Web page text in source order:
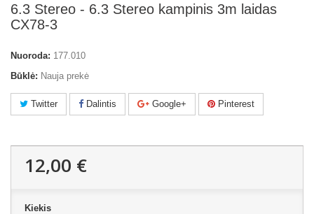
6.3 Stereo - 6.3 Stereo kampinis 3m laidas
CX78-3
Nuoroda: 177.010
Būklė: Nauja prekė
Twitter Dalintis Google+ Pinterest
12,00 €
Kiekis